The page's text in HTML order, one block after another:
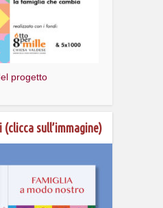
progetto
(clicca sull’immagine)